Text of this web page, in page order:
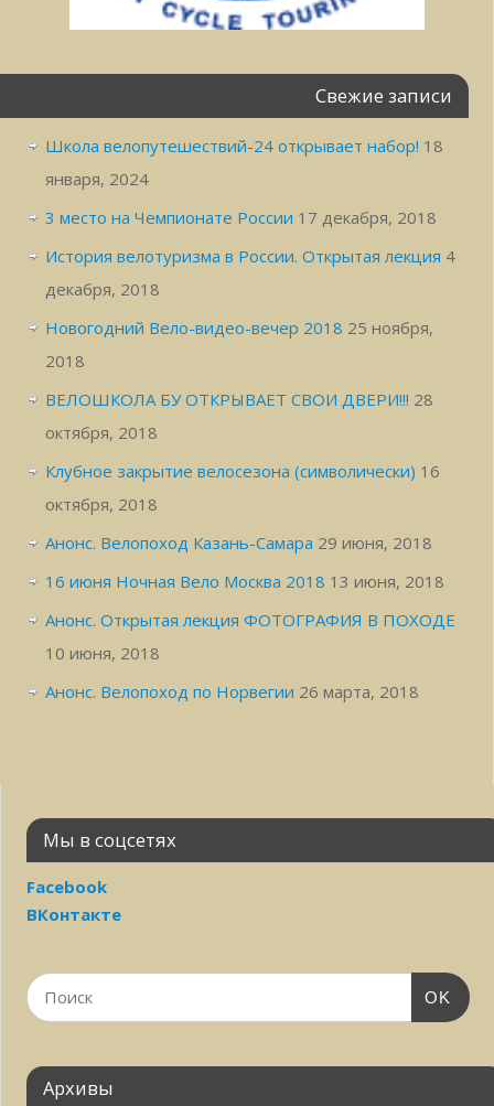
Свежие записи
Школа велопутешествий-24 открывает набор! 18
января, 2024
3 место на Чемпионате России 17 декабря, 2018
История велотуризма в России. Открытая лекция 4
декабря, 2018
Новогодний Вело-видео-вечер 2018 25 ноября,
2018
ВЕЛОШКОЛА БУ ОТКРЫВАЕТ СВОИ ДВЕРИ!!! 28
октября, 2018
Клубное закрытие велосезона (символически) 16
октября, 2018
Анонс. Велопоход Казань-Самара 29 июня, 2018
16 июня Ночная Вело Москва 2018 13 июня, 2018
Анонс. Открытая лекция ФОТОГРАФИЯ В ПОХОДЕ
10 июня, 2018
Анонс. Велопоход по Норвегии 26 марта, 2018
Мы в соцсетях
Facebook
ВКонтакте
OK
Архивы